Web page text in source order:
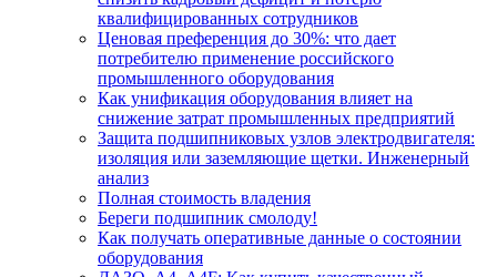
квалифицированных сотрудников
Ценовая преференция до 30%: что дает
потребителю применение российского
промышленного оборудования
Как унификация оборудования влияет на
снижение затрат промышленных предприятий
Защита подшипниковых узлов электродвигателя:
изоляция или заземляющие щетки. Инженерный
анализ
Полная стоимость владения
Береги подшипник смолоду!
Как получать оперативные данные о состоянии
оборудования